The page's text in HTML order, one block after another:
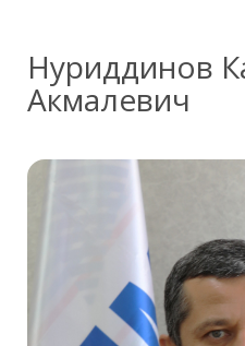
Нуриддинов
Акмалевич